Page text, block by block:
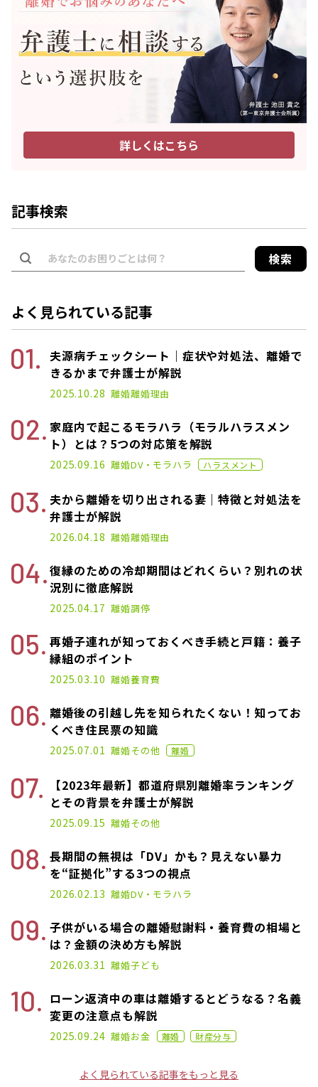
詳しくはこちら
記事検索
検索
よく見られている記事
夫源病チェックシート｜症状や対処法、離婚で
きるかまで弁護士が解説
2025.01.17
2025.10.28 離婚離婚理由
家庭内で起こるモラハラ（モラルハラスメン
ト）とは？5つの対応策を解説
2020.11.02
2025.09.16 離婚DV・モラハラ ハラスメント
夫から離婚を切り出される妻｜特徴と対処法を
弁護士が解説
2025.04.17
2026.04.18 離婚離婚理由
復縁のための冷却期間はどれくらい？別れの状
況別に徹底解説
2025.04.17 離婚調停
再婚子連れが知っておくべき手続と戸籍：養子
縁組のポイント
2025.03.10 離婚養育費
離婚後の引越し先を知られたくない！知ってお
くべき住民票の知識
2021.09.28
2025.07.01 離婚その他 離婚
【2023年最新】都道府県別離婚率ランキング
とその背景を弁護士が解説
2025.05.27
2025.09.15 離婚その他
長期間の無視は「DV」かも？見えない暴力
を“証拠化”する3つの視点
2026.02.13 離婚DV・モラハラ
子供がいる場合の離婚慰謝料・養育費の相場と
は？金額の決め方も解説
2025.07.02
2026.03.31 離婚子ども
ローン返済中の車は離婚するとどうなる？名義
変更の注意点も解説
2021.07.07
2025.09.24 離婚お金 離婚 財産分与
よく見られている記事をもっと見る